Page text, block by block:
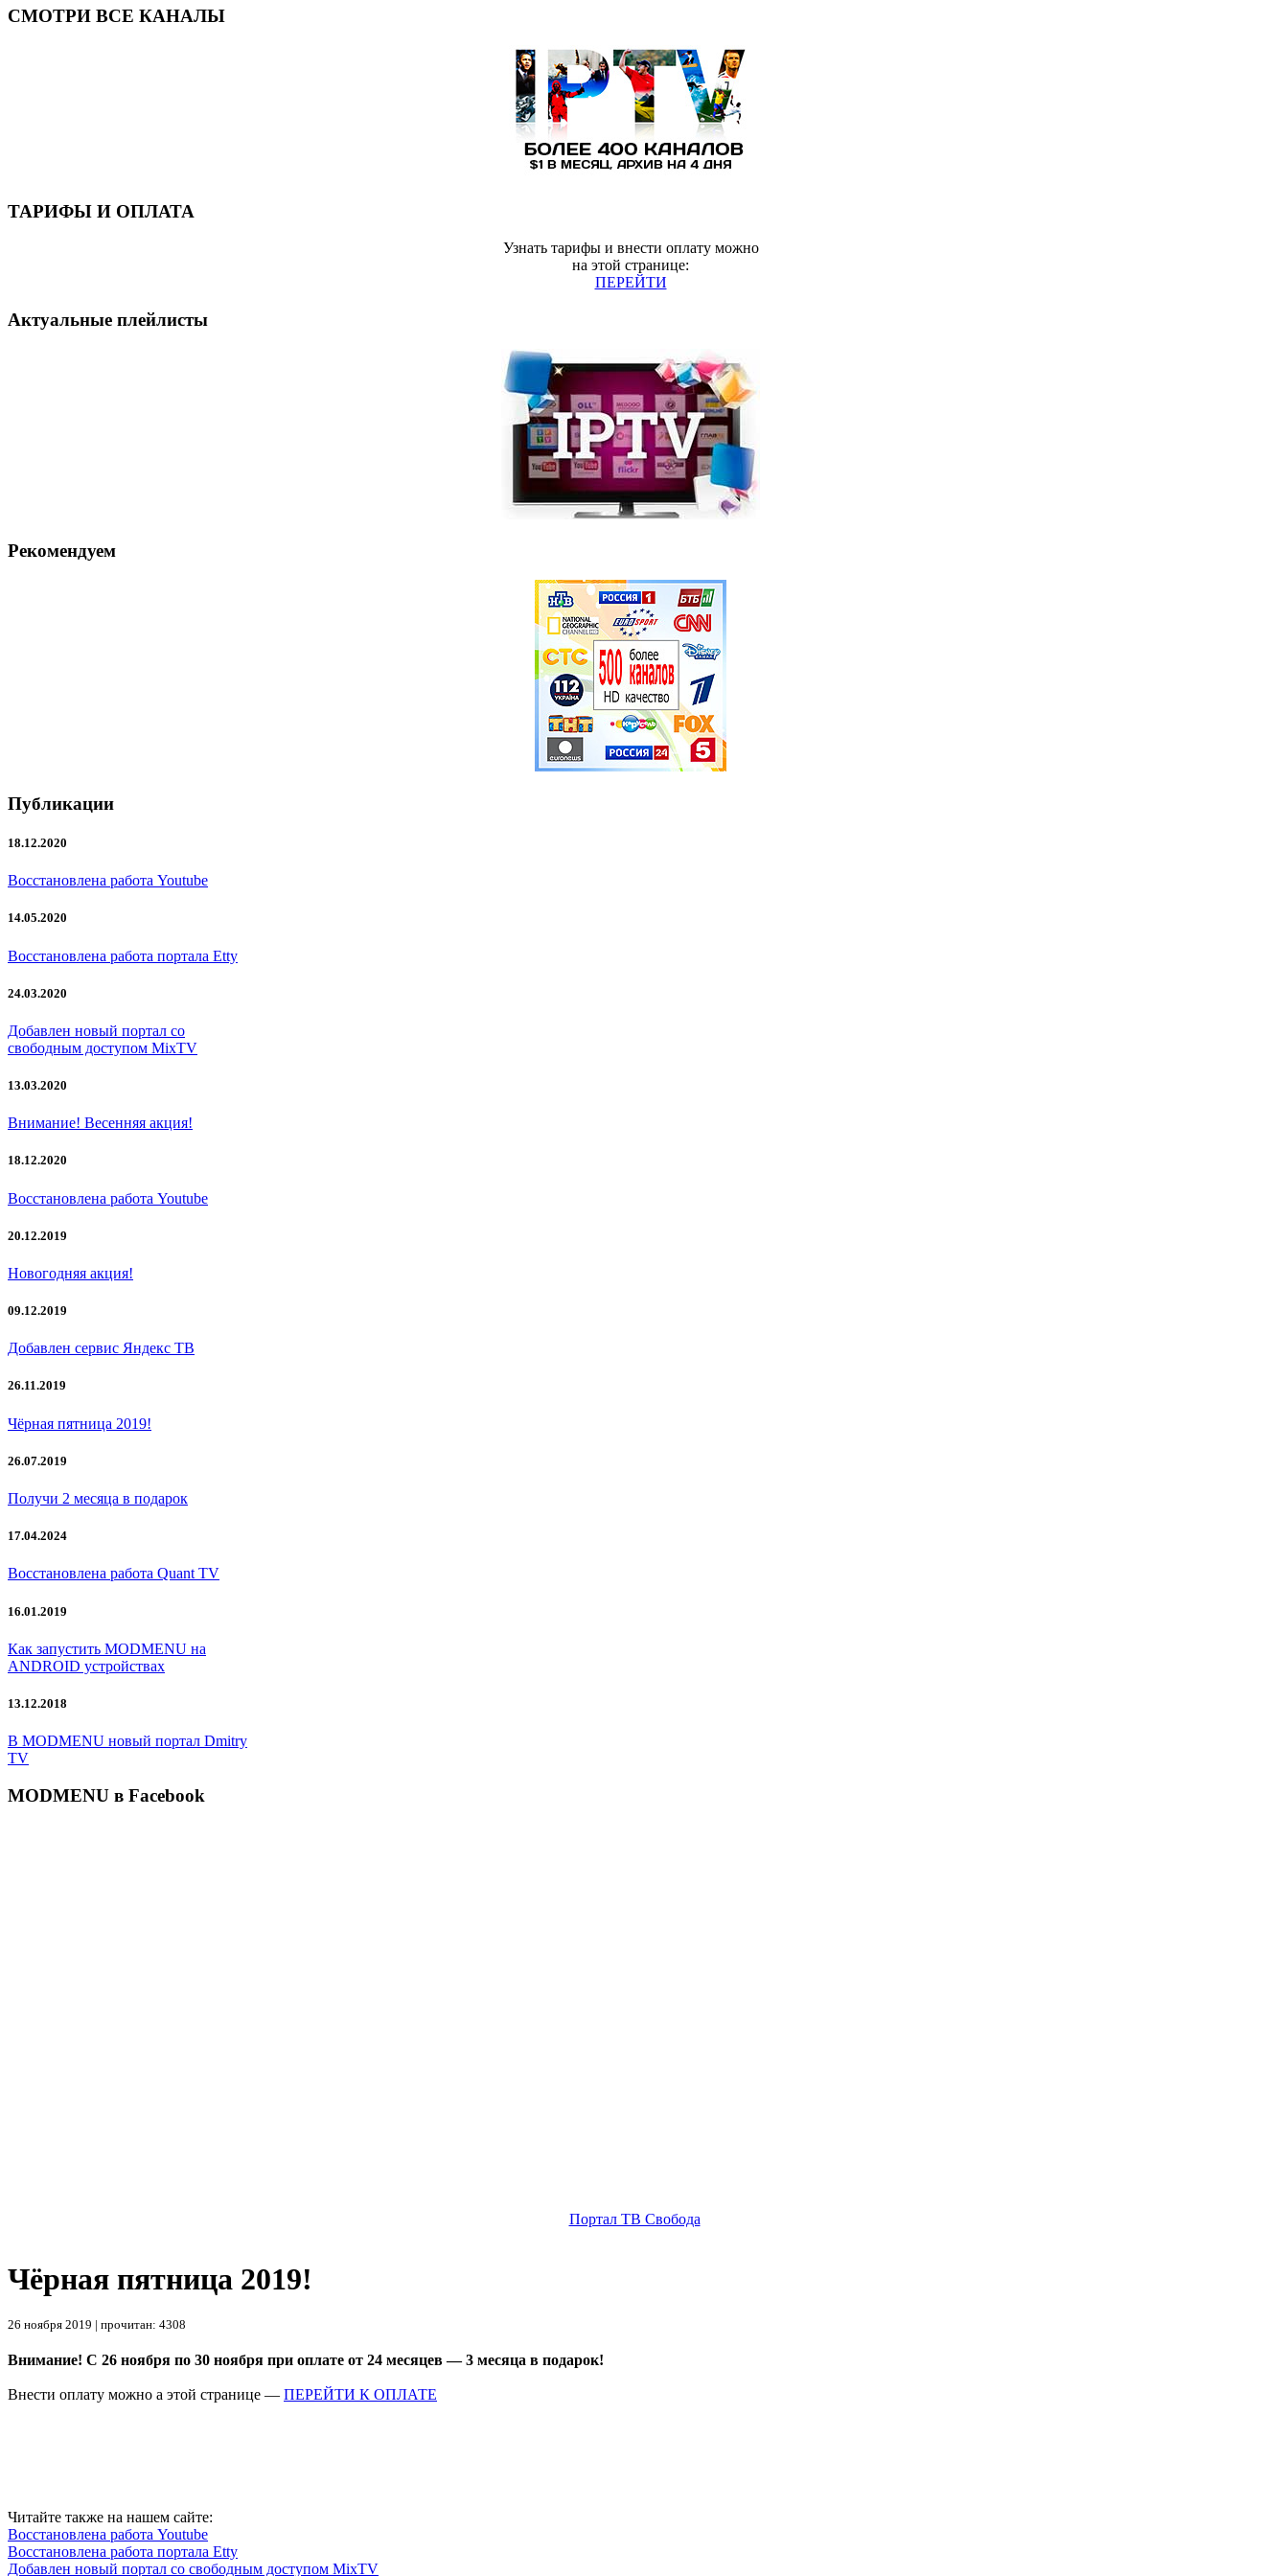
СМОТРИ ВСЕ КАНАЛЫ
ТАРИФЫ И ОПЛАТА
Узнать тарифы и внести оплату можно
на этой странице:
ПЕРЕЙТИ
Актуальные плейлисты
Рекомендуем
Публикации
18.12.2020
Восстановлена работа Youtube
14.05.2020
Восстановлена работа портала Etty
24.03.2020
Добавлен новый портал со
свободным доступом MixTV
13.03.2020
Внимание! Весенняя акция!
18.12.2020
Восстановлена работа Youtube
20.12.2019
Новогодняя акция!
09.12.2019
Добавлен сервис Яндекс ТВ
26.11.2019
Чёрная пятница 2019!
26.07.2019
Получи 2 месяца в подарок
17.04.2024
Восстановлена работа Quant TV
16.01.2019
Как запустить MODMENU на
ANDROID устройствах
13.12.2018
В MODMENU новый портал Dmitry
TV
MODMENU в Facebook
Портал ТВ Свобода
Чёрная пятница 2019!
26 ноября 2019 | прочитан: 4308
Внимание! С 26 ноября по 30 ноября при оплате от 24 месяцев — 3 месяца в подарок!
Внести оплату можно а этой странице — ПЕРЕЙТИ К ОПЛАТЕ
Читайте также на нашем сайте:
Восстановлена работа Youtube
Восстановлена работа портала Etty
Добавлен новый портал со свободным доступом MixTV